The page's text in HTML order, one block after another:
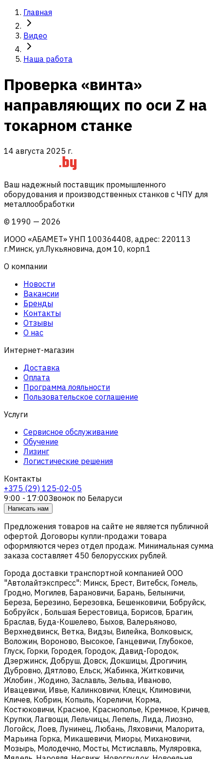
Главная
Видео
Наша работа
Проверка «винта»
направляющих по оси Z на
токарном станке
14 августа 2025 г.
Ваш надежный поставщик промышленного
оборудования и производственных станков с ЧПУ для
металлообработки
© 1990 — 2026
ИООО «АБАМЕТ» УНП 100364408, адрес: 220113
г.Минск, ул.Лукьяновича, дом 10, корп.1
О компании
Новости
Вакансии
Бренды
Контакты
Отзывы
О нас
Интернет-магазин
Доставка
Оплата
Программа лояльности
Пользовательское соглашение
Услуги
Сервисное обслуживание
Обучение
Лизинг
Логистические решения
Контакты
+375 (29) 125-02-05
9:00 - 17:00Звонок по Беларуси
Написать нам
Предложения товаров на сайте не является публичной
офертой. Договоры купли-продажи товара
оформляются через отдел продаж. Минимальная сумма
заказа составляет 450 белорусских рублей.
Города доставки транспортной компанией ООО
"Автолайтэкспресс": Минск, Брест, Витебск, Гомель,
Гродно, Могилев, Барановичи, Барань, Белыничи,
Береза, Березино, Березовка, Бешенковичи, Бобруйск,
Бобруйск , Большая Берестовица, Борисов, Брагин,
Браслав, Буда-Кошелево, Быхов, Валерьяново,
Верхнедвинск, Ветка, Видзы, Вилейка, Волковыск,
Воложин, Вороново, Высокое, Ганцевичи, Глубокое,
Глуск, Горки, Городея, Городок, Давид-Городок,
Дзержинск, Добруш, Довск, Докшицы, Дрогичин,
Дубровно, Дятлово, Ельск, Жабинка, Житковичи,
Жлобин , Жодино, Заславль, Зельва, Иваново,
Ивацевичи, Ивье, Калинковичи, Клецк, Климовичи,
Кличев, Кобрин, Копыль, Кореличи, Корма,
Костюковичи, Красное, Краснополье, Кремное, Кричев,
Крупки, Лагвощи, Лельчицы, Лепель, Лида, Лиозно,
Логойск, Лоев, Лунинец, Любань, Ляховичи, Малорита,
Марьина Горка, Микашевичи, Миоры, Михановичи,
Мозырь, Молодечно, Мосты, Мстиславль, Муляровка,